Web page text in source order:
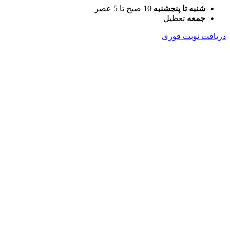
شنبه تا پنجشنبه 10 صبح تا 5 عصر
جمعه تعطیل
دریافت نوبت فوری